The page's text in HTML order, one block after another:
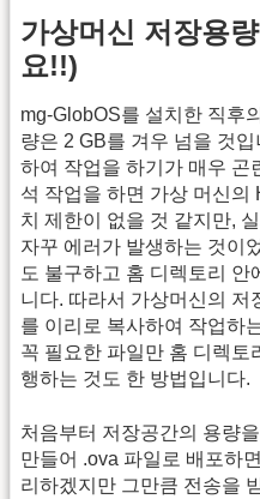
가상머신 저장용
요!!)
mg-GlobOS를 설치한 직후
량은 2 GB를 겨우 넘을 것
하여 작업을 하기가 매우 곤
석 작업을 하면 가상 머신
치 제한이 없을 것 같지만,
자꾸 에러가 발생하는 것이
도 불구하고 홈 디렉토리
니다. 따라서 가상머신의 저
를 이리로 복사하여 작업하
꼭 필요한 파일만 홈 디렉토
행하는 것도 한 방법입니다.
처음부터 저장공간의 용량
만들어 .ova 파일로 배포하
리하겠지만 그만큼 전송을